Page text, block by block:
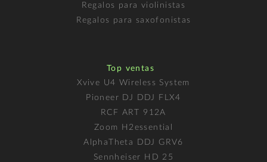
Regalos para violinistas
Regalos para saxofonistas
Top ventas
Xvive U4 Wireless System
Pioneer DJ DDJ FLX4
RCF ART 912A
Zoom H2essential
AlphaTheta DDJ GRV6
Sennheiser HD 25